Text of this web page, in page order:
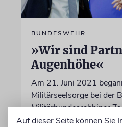
BUNDESWEHR
»Wir sind
Augenhöhe«
Am 21. Juni 2021
Militärseelsorge bei der
Militärbundesrabbiner
fünf Jahren eine positive
Auf dieser Seite können Sie